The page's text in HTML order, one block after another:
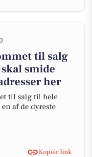
til salg
smide
her
til salg til hele
af de dyreste
Kopiér link